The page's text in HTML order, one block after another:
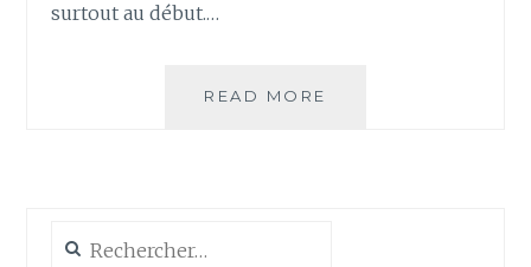
surtout au début.…
READ MORE